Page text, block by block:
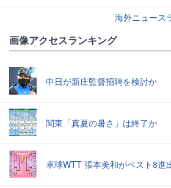
海外ニュース
画像アクセスランキング
中日が新庄監督招聘を検討か
関東「真夏の暑さ」は終了か
卓球WTT 張本美和がベスト8進